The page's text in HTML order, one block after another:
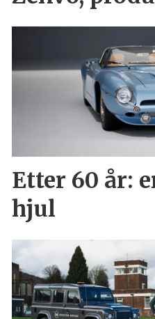
Etter 60 år:
hjul